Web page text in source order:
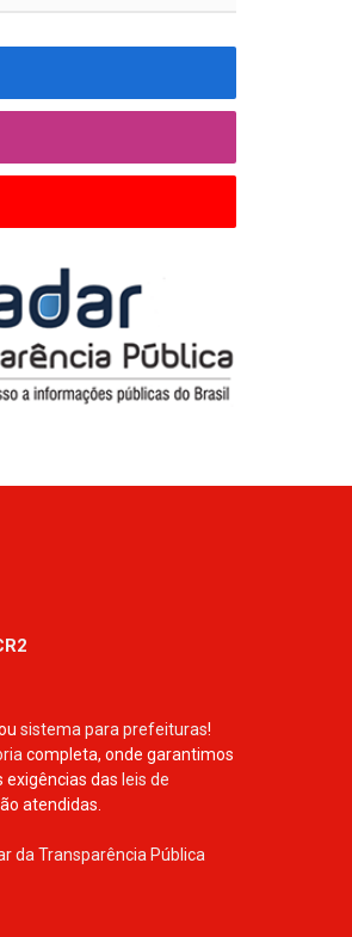
sistema para prefeituras!
completa, onde garantimos
das leis de
atendidas.
da Transparência Pública